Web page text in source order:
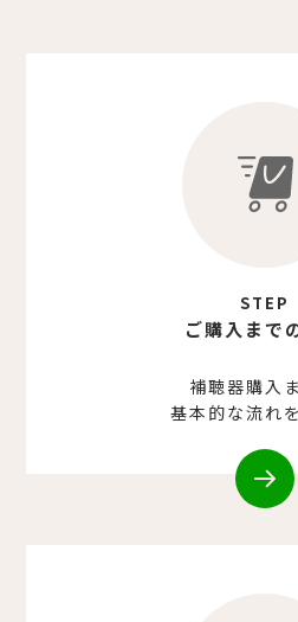
STEP
ご購入まで
補聴器購入
基本的な流れ